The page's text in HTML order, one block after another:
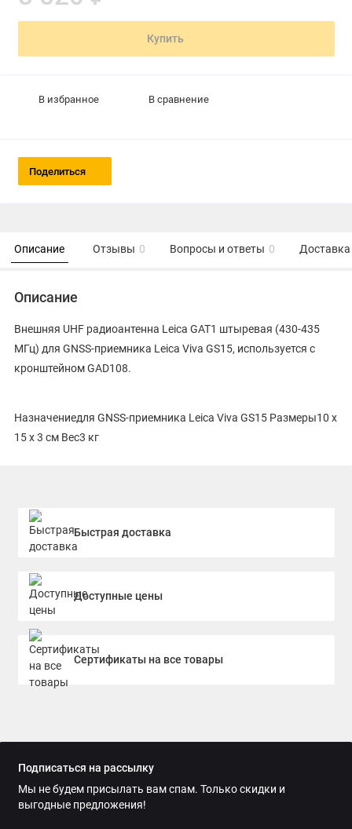
Купить
В избранное В сравнение
Поделиться
Описание Отзывы 0 Вопросы и ответы 0 Доставка
Описание
Внешняя UHF радиоантенна Leica GAT1 штыревая (430-435
МГц) для GNSS-приемника Leica Viva GS15, используется с
кронштейном GAD108.
Назначениедля GNSS-приемника Leica Viva GS15 Размеры10 x
15 x 3 см Вес3 кг
Быстрая доставка
Доступные цены
Сертификаты на все товары
Подписаться на рассылку
Мы не будем присылать вам спам. Только скидки и
выгодные предложения!